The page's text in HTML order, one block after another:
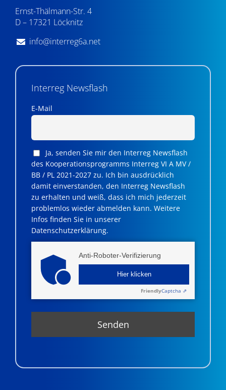
Ernst-Thälmann-Str. 4
D – 17321 Löcknitz
info@interreg6a.net
Interreg Newsflash
E-Mail
Ja, senden Sie mir den Interreg Newsflash
des Kooperationsprogramms Interreg VI A MV /
BB / PL 2021-2027 zu. Ich bin ausdrücklich
damit einverstanden, den Interreg Newsflash
zu erhalten und weiß, dass ich mich jederzeit
problemlos wieder abmelden kann. Weitere
Infos finden Sie in unserer
Datenschutzerklärung.
Anti-Roboter-Verifizierung
Hier klicken
FriendlyCaptcha ⇗